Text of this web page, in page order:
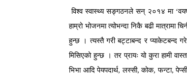
विश्व स्वास्थ्य सङ्गठनले सन् २०१४ मा
हाम्रो भोजनमा त्योभन्दा निकै बढी
हुन्छ । त्यस्तै गरी बट्टाबन्द र प्याकेटबन्द
मिसिएको हुन्छ । तर प्रायः यो कुरा हामी
भिभा आदि पेयपदार्थ, लस्सी, कोक, फन्टा,